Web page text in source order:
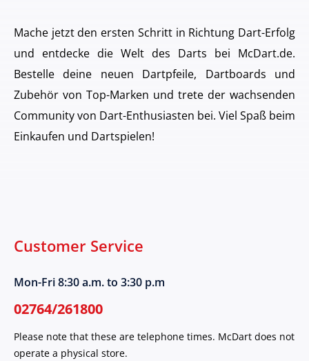
Mache jetzt den ersten Schritt in Richtung Dart-Erfolg
und entdecke die Welt des Darts bei McDart.de.
Bestelle deine neuen Dartpfeile, Dartboards und
Zubehör von Top-Marken und trete der wachsenden
Community von Dart-Enthusiasten bei. Viel Spaß beim
Einkaufen und Dartspielen!
Customer Service
Mon-Fri 8:30 a.m. to 3:30 p.m
02764/261800
Please note that these are telephone times. McDart does not
operate a physical store.